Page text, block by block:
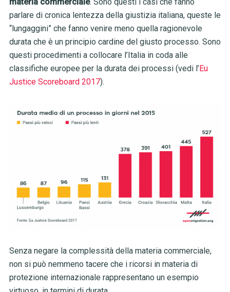
parlare di cronica lentezza della giustizia italiana, queste le
“lungaggini” che fanno venire meno quella ragionevole
durata che è un principio cardine del giusto processo. Sono
questi procedimenti a collocare l’Italia in coda alle
classifiche europee per la durata dei processi (vedi l’Eu
Justice Scoreboard 2017).
Senza negare la complessità della materia commerciale,
non si può nemmeno tacere che i ricorsi in materia di
protezione internazionale rappresentano un esempio